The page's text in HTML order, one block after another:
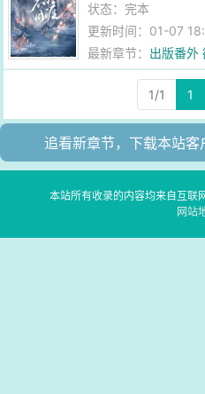
状态：完本
更新时间：01-07
最新章节： 出版番外
1/1 1
追看新章节，下载本站客
本站所有收录的内容均来自互联
网站